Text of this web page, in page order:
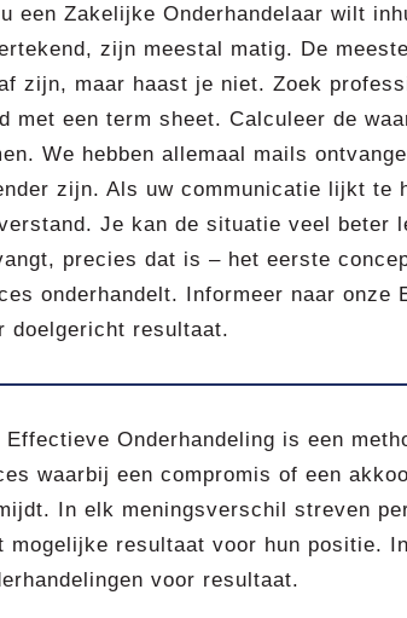
een Zakelijke Onderhandelaar wilt
zijn meestal matig. De
zijn, maar haast je niet. Zoek
met een term sheet. Calculeer de
We hebben allemaal mails
zijn. Als uw communicatie lijkt te
Je kan de situatie veel beter
precies dat is – het eerste
onderhandelt. Informeer naar onze
doelgericht resultaat.
Effectieve Onderhandeling is een
waarbij een compromis of een
In elk meningsverschil streven
mogelijke resultaat voor hun positie.
voor resultaat.